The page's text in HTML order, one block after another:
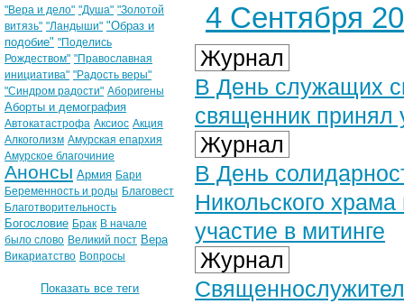
4 Сентября
Журнал
В День служащих
священник принял
Журнал
В День
Никольского
участие в митинге
Журнал
"Вера и дело" "Душа" "Золотой
витязь" "Ландыши" "Образ и
подобие" "Поделись
Рождеством" "Православная
инициатива" "Радость веры"
"Синдром радости" Аборигены
Аборты и демография
Автокатастрофа Аксиос Акция
Алкоголизм Амурская епархия
Амурское благочиние
Анонсы Армия Бари
Беременность и роды Благовест
Благотворительность
Богословие Брак В начале
было слово Великий пост Вера
Викариатство Вопросы
Показать все теги